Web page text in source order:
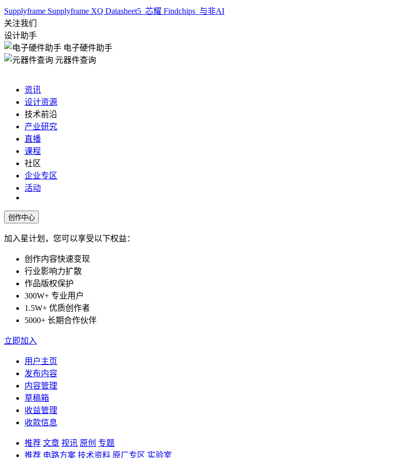
Supplyframe Supplyframe XQ Datasheet5 芯耀 Findchips 与非AI
关注我们
设计助手
电子硬件助手
元器件查询
资讯
设计资源
技术前沿
产业研究
直播
课程
社区
企业专区
活动
创作中心
加入星计划，您可以享受以下权益：
创作内容快速变现
行业影响力扩散
作品版权保护
300W+ 专业用户
1.5W+ 优质创作者
5000+ 长期合作伙伴
立即加入
用户主页
发布内容
内容管理
草稿箱
收益管理
收款信息
推荐 文章 视讯 原创 专题
推荐 电路方案 技术资料 原厂专区 实验室